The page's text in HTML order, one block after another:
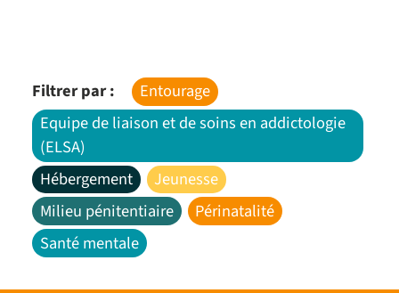
Filtrer par :
Entourage
Equipe de liaison et de soins en addictologie
(ELSA)
Hébergement
Jeunesse
Milieu pénitentiaire
Périnatalité
Santé mentale